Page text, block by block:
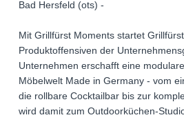
Bad Hersfeld (ots) -
Mit Grillfürst Moments startet
Produktoffensiven der
Unternehmen erschafft eine
Möbelwelt Made in Germany - vom
die rollbare Cocktailbar bis zur
wird damit zum Outdoorküchen-